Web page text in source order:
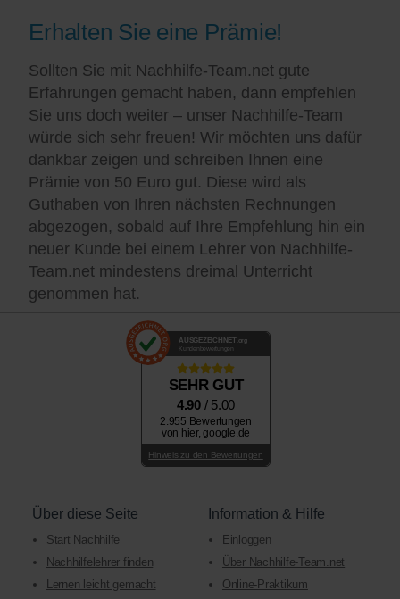
Erhalten Sie eine Prämie!
Sollten Sie mit Nachhilfe-Team.net gute
Erfahrungen gemacht haben, dann empfehlen
Sie uns doch weiter – unser Nachhilfe-Team
würde sich sehr freuen! Wir möchten uns dafür
dankbar zeigen und schreiben Ihnen eine
Prämie von 50 Euro gut. Diese wird als
Guthaben von Ihren nächsten Rechnungen
abgezogen, sobald auf Ihre Empfehlung hin ein
neuer Kunde bei einem Lehrer von Nachhilfe-
Team.net mindestens dreimal Unterricht
genommen hat.
AUSGEZEICHNET .org
Kundenbewertungen
SEHR GUT
4.90 / 5.00
2.955 Bewertungen
von hier, google.de
Hinweis zu den Bewertungen
Über diese Seite
Start Nachhilfe
Nachhilfelehrer finden
Lernen leicht gemacht
Information & Hilfe
Einloggen
Über Nachhilfe-Team.net
Online-Praktikum